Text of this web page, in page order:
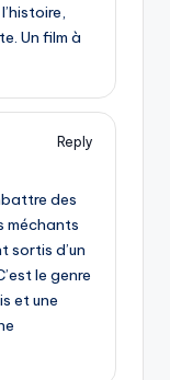
Un film à
Reply
des
méchants
sortis d’un
le genre
et une